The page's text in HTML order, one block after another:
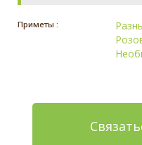
Приметы :